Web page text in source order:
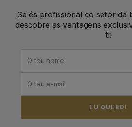
Se és profissional do setor da
descobre as vantagens
ti!
EU QUERO!